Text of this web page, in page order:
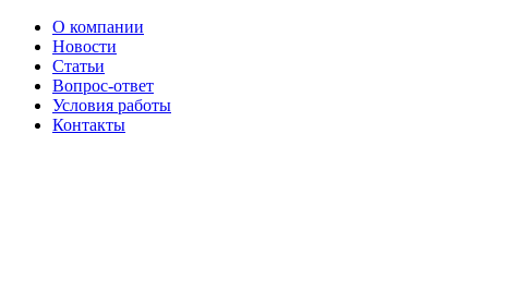
О компании
Новости
Статьи
Вопрос-ответ
Условия работы
Контакты